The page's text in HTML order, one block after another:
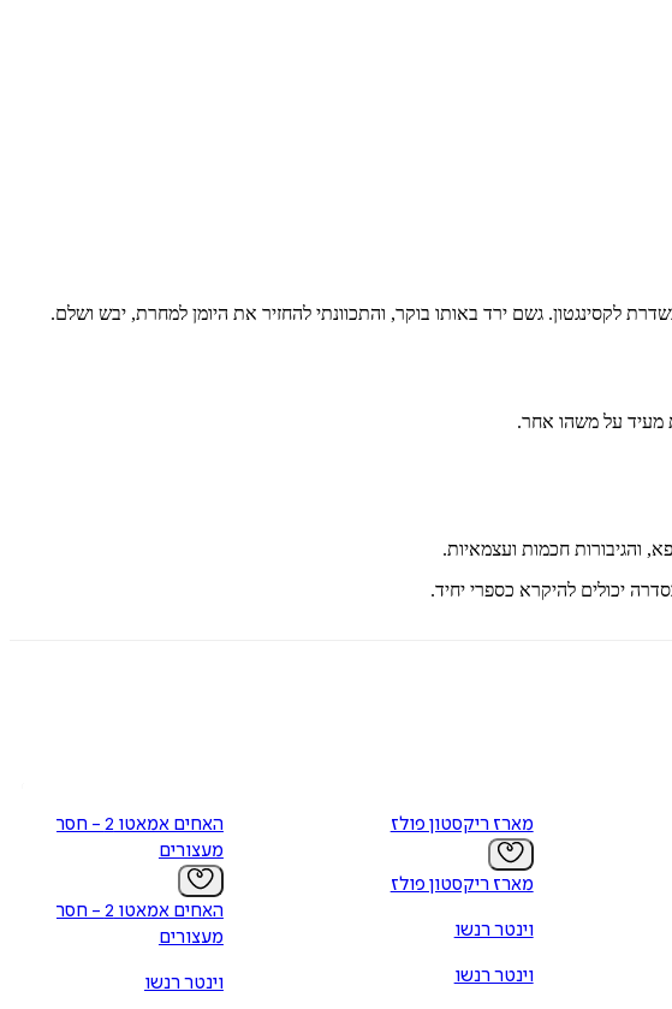
לקסינגטון. גשם ירד באותו בוקר, והתכוונתי להחזיר את היומן למחרת, יבש ושלם.
מעיד על משהו אחר.
והגיבורות חכמות ועצמאיות.
יכולים להיקרא כספרי יחיד.
מארז ריקסטון פולז
מארז ריקסטון פולז
וינטר רנשו
וינטר רנשו
האחים אמאטו 2 - חסר
מעצורים
האחים אמאטו 2 - חסר
מעצורים
וינטר רנשו